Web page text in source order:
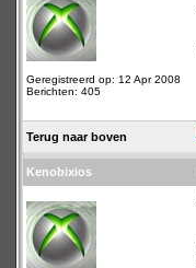
Geregistreerd op: 12 Apr 2008
Berichten: 405
Terug naar boven
Kenobixios